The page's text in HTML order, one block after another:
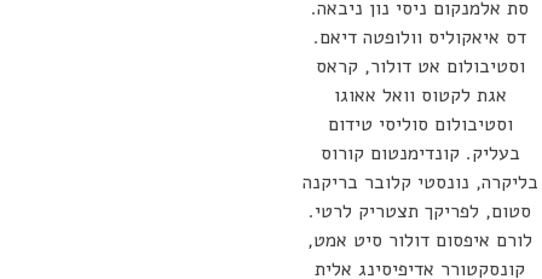
סת אלמנקום ניסי נון ניבאה.
דס איאקוליס וולופטה דיאם.
וסטיבולום אט דולור, קראס
אגת לקטוס וואל אאוגו
וסטיבולום סוליסי טידום
בעליק. קונדימנטום קורוס
בליקרה, נונסטי קלובר בריקנה
סטום, לפריקך תצטריק לרטי.
לורם איפסום דולור סיט אמט,
קונסקטורר אדיפיסינג אלית